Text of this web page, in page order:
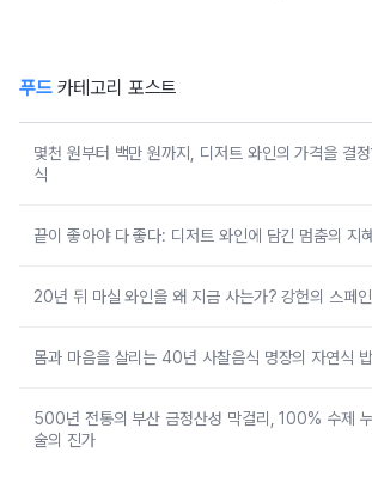
푸드카테고리 포스트
몇천 원부터 백만 원까지, 디저트 와인의 가격을 결
식
끝이 좋아야 다 좋다: 디저트 와인에 담긴 멈춤의 지혜
20년 뒤 마실 와인을 왜 지금 사는가? 강헌의 스페인
몸과 마음을 살리는 40년 사찰음식 명장의 자연식
500년 전통의 부산 금정산성 막걸리, 100% 수제
술의 진가